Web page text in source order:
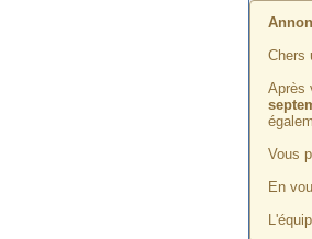
Chers
Après
Vous
En